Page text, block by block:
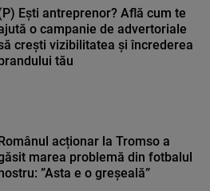
Ești antreprenor? Află cum te
o campanie de advertoriale
crești vizibilitatea și încrederea
tău
Românul acționar la Tromso a
marea problemă din fotbalul
”Asta e o greșeală”